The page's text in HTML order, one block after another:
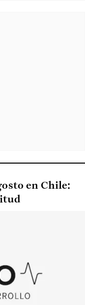
en Chile: